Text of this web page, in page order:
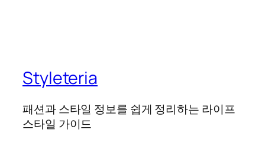
Styleteria
패션과 스타일 정보를 쉽게 정리하는 라이프
스타일 가이드